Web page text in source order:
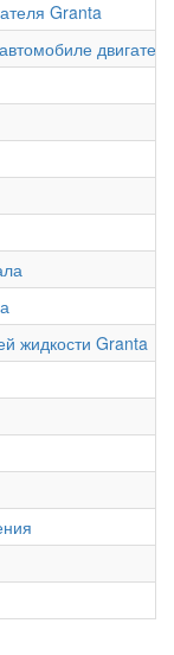
Granta
двигателя
жидкости Granta